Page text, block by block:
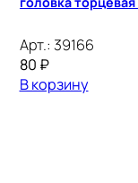
Арт.: 39166
80 ₽
В корзину